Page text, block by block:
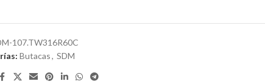
107.TW316R60C
Butacas, SDM